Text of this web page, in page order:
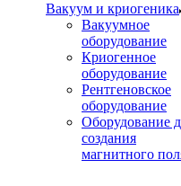
Вакуум и криогеника
Вакуумное
оборудование
Криогенное
оборудование
Рентгеновское
оборудование
Оборудование
создания
магнитного